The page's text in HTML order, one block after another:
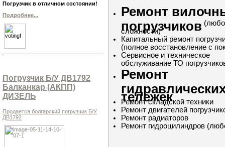
Погрузчик в отличном состоянии!
Подробнее...
Погрузчик Б/У ДВ1792
Балканкар (АКПП)
ДИЗЕЛЬ
Продается болгарский погрузчик Б/У
ДВ1792
Ремонт
погрузчиков
сложности)
Капитальный ремонт
(полное восстановление с
Сервисное и техническое
обслуживание ТО
Ремонт
тележек
Ремонт складской техники
Ремонт двигателей
Ремонт радиаторов
Ремонт гидроцилиндров